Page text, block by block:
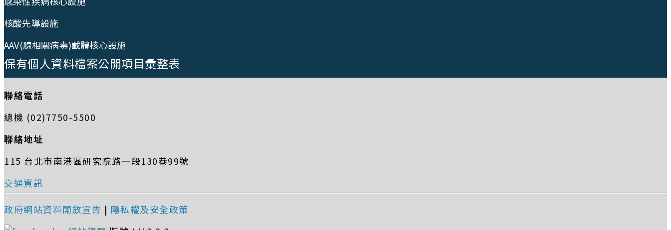
核酸先導設施
AAV(腺相關病毒)載體核心設施
保有個人資料檔案公開項目彙整表
聯絡電話
總機 (02)7750-5500
聯絡地址
115 台北市南港區研究院路一段130巷99號
交通資訊
政府網站資料開放宣告 | 隱私權及安全政策